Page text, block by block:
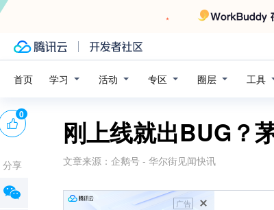
首页 学习 活动 专区 圈层 工具
刚上线就出BUG？
文章来源： 企鹅号 - 华尔街见闻快讯
广告
0
分享